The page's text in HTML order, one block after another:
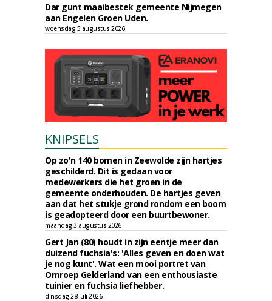
Dar gunt maaibestek gemeente Nijmegen
aan Engelen Groen Uden.
woensdag 5 augustus 2026
KNIPSELS
Op zo'n 140 bomen in Zeewolde zijn hartjes
geschilderd. Dit is gedaan voor
medewerkers die het groen in de
gemeente onderhouden. De hartjes geven
aan dat het stukje grond rondom een boom
is geadopteerd door een buurtbewoner.
maandag 3 augustus 2026
Gert Jan (80) houdt in zijn eentje meer dan
duizend fuchsia's: 'Alles geven en doen wat
je nog kunt'. Wat een mooi portret van
Omroep Gelderland van een enthousiaste
tuinier en fuchsia liefhebber.
dinsdag 28 juli 2026